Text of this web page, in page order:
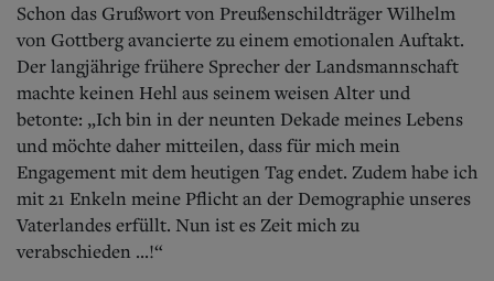
Schon das Grußwort von Preußenschildträger Wilhelm
von Gottberg avancierte zu einem emotionalen Auftakt.
Der langjährige frühere Sprecher der Landsmannschaft
machte keinen Hehl aus seinem weisen Alter und
betonte: „Ich bin in der neunten Dekade meines Lebens
und möchte daher mitteilen, dass für mich mein
Engagement mit dem heutigen Tag endet. Zudem habe ich
mit 21 Enkeln meine Pflicht an der Demographie unseres
Vaterlandes erfüllt. Nun ist es Zeit mich zu
verabschieden ...!“